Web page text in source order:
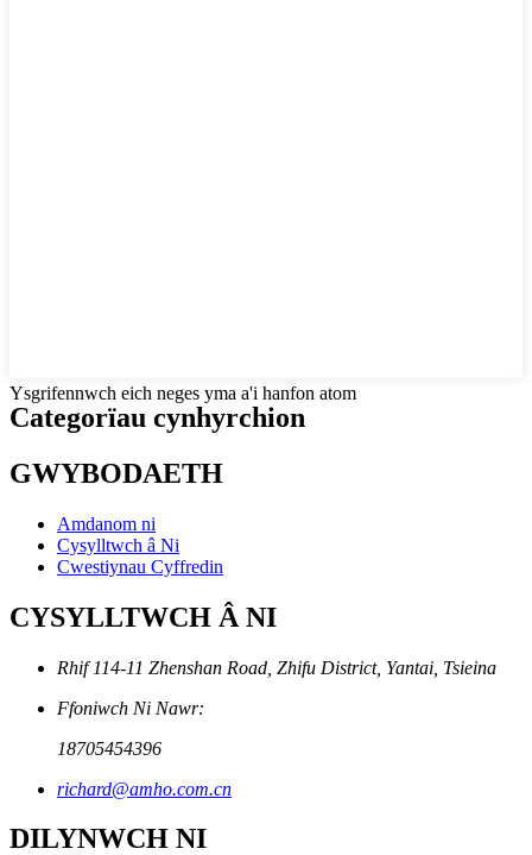
Ysgrifennwch eich neges yma a'i hanfon atom
Categorïau cynhyrchion
GWYBODAETH
Amdanom ni
Cysylltwch â Ni
Cwestiynau Cyffredin
CYSYLLTWCH Â NI
Rhif 114-11 Zhenshan Road, Zhifu District, Yantai, Tsieina
Ffoniwch Ni Nawr:
18705454396
richard@amho.com.cn
DILYNWCH NI